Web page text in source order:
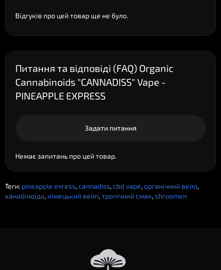
Відгуків про цей товар ще не було.
Питання та відповіді (FAQ) Organic
Cannabinoids "CANNADISS" Vape -
PINEAPPLE EXPRESS
Задати питання
Немає запитань про цей товар.
Теги: pineapple exress,cannadiss,cbd vape,органічний вейп,
канабіноїди, німецький вейп,тропічний смак,shroomen